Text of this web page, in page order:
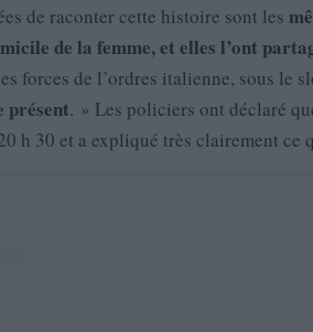
de raconter cette histoire sont les
de la femme, et elles l’ont
forces de l’ordres italienne, sous le
présent. » Les policiers ont déclaré
h 30 et a expliqué très clairement